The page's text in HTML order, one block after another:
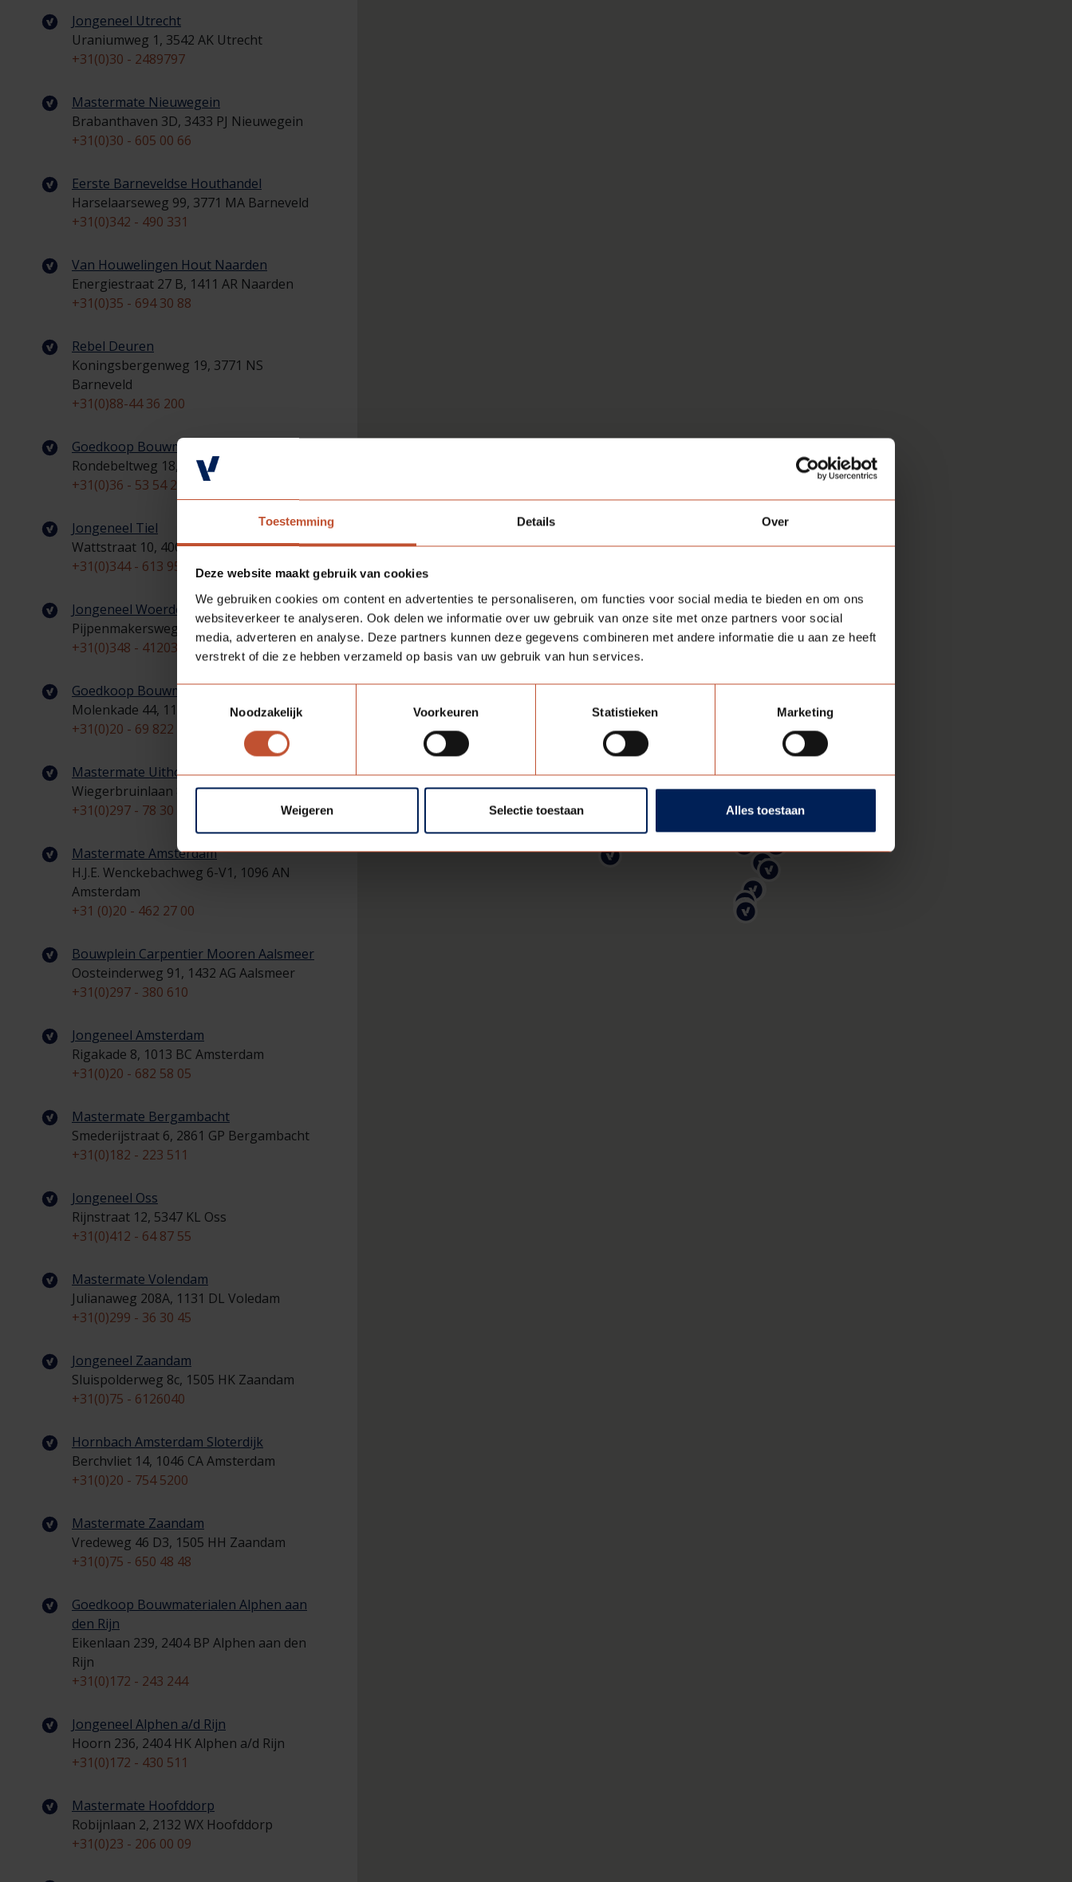
Toestemming Details Over
Deze website maakt gebruik van cookies
We gebruiken cookies om content en advertenties te personaliseren, om functies voor social media te bieden en om ons
websiteverkeer te analyseren. Ook delen we informatie over uw gebruik van onze site met onze partners voor social
media, adverteren en analyse. Deze partners kunnen deze gegevens combineren met andere informatie die u aan ze heeft
verstrekt of die ze hebben verzameld op basis van uw gebruik van hun services.
Toestemmingsselectie
Noodzakelijk
Voorkeuren Statistieken Marketing
Weigeren Selectie toestaan Alles toestaan
Jongeneel Utrecht
Uraniumweg 1, 3542 AK Utrecht
+31(0)30 - 2489797
Mastermate Nieuwegein
Brabanthaven 3D, 3433 PJ Nieuwegein
+31(0)30 - 605 00 66
Eerste Barneveldse Houthandel
Harselaarseweg 99, 3771 MA Barneveld
+31(0)342 - 490 331
Van Houwelingen Hout Naarden
Energiestraat 27 B, 1411 AR Naarden
+31(0)35 - 694 30 88
Rebel Deuren
Koningsbergenweg 19, 3771 NS
Barneveld
+31(0)88-44 36 200
Goedkoop Bouwmaterialen Almere
Rondebeltweg 18, 1329 BA Almere
+31(0)36 - 53 54 280
Jongeneel Tiel
Wattstraat 10, 4004 JS Tiel
+31(0)344 - 613 957
Jongeneel Woerden
Pijpenmakersweg 2, 3449 JE Woerden
+31(0)348 - 412032
Goedkoop Bouwmaterialen Amsterdam
Molenkade 44, 1115 AC Duivendrecht
+31(0)20 - 69 822 21
Mastermate Uithoorn
Wiegerbruinlaan 81A, 1422 CB Uithoorn
+31(0)297 - 78 30 03
Mastermate Amsterdam
H.J.E. Wenckebachweg 6-V1, 1096 AN
Amsterdam
+31 (0)20 - 462 27 00
Bouwplein Carpentier Mooren Aalsmeer
Oosteinderweg 91, 1432 AG Aalsmeer
+31(0)297 - 380 610
Jongeneel Amsterdam
Rigakade 8, 1013 BC Amsterdam
+31(0)20 - 682 58 05
Mastermate Bergambacht
Smederijstraat 6, 2861 GP Bergambacht
+31(0)182 - 223 511
Jongeneel Oss
Rijnstraat 12, 5347 KL Oss
+31(0)412 - 64 87 55
Mastermate Volendam
Julianaweg 208A, 1131 DL Voledam
+31(0)299 - 36 30 45
Jongeneel Zaandam
Sluispolderweg 8c, 1505 HK Zaandam
+31(0)75 - 6126040
Hornbach Amsterdam Sloterdijk
Berchvliet 14, 1046 CA Amsterdam
+31(0)20 - 754 5200
Mastermate Zaandam
Vredeweg 46 D3, 1505 HH Zaandam
+31(0)75 - 650 48 48
Goedkoop Bouwmaterialen Alphen aan
den Rijn
Eikenlaan 239, 2404 BP Alphen aan den
Rijn
+31(0)172 - 243 244
Jongeneel Alphen a/d Rijn
Hoorn 236, 2404 HK Alphen a/d Rijn
+31(0)172 - 430 511
Mastermate Hoofddorp
Robijnlaan 2, 2132 WX Hoofddorp
+31(0)23 - 206 00 09